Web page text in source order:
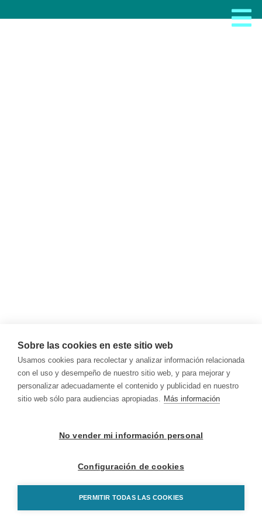
Sobre las cookies en este sitio web
Usamos cookies para recolectar y analizar información relacionada
con el uso y desempeño de nuestro sitio web, y para mejorar y
personalizar adecuadamente el contenido y publicidad en nuestro
sitio web sólo para audiencias apropiadas. Más información
No vender mi información personal
Configuración de cookies
PERMITIR TODAS LAS COOKIES